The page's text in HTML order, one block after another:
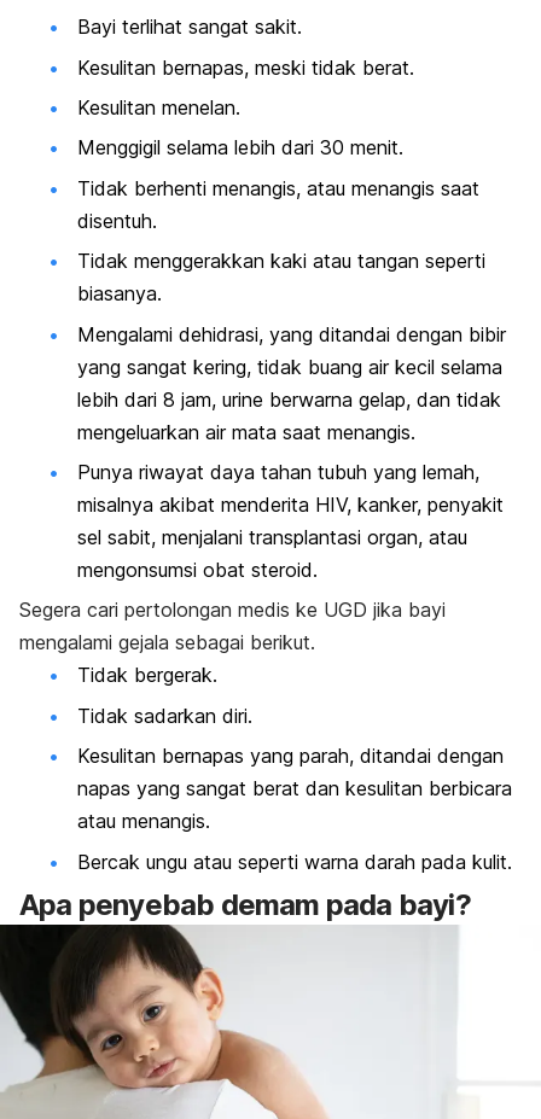
Bayi terlihat sangat sakit.
Kesulitan bernapas, meski tidak berat.
Kesulitan menelan.
Menggigil selama lebih dari 30 menit.
Tidak berhenti menangis, atau menangis saat
disentuh.
Tidak menggerakkan kaki atau tangan seperti
biasanya.
Mengalami dehidrasi, yang ditandai dengan bibir
yang sangat kering, tidak buang air kecil selama
lebih dari 8 jam, urine berwarna gelap, dan tidak
mengeluarkan air mata saat menangis.
Punya riwayat daya tahan tubuh yang lemah,
misalnya akibat menderita HIV, kanker, penyakit
sel sabit, menjalani transplantasi organ, atau
mengonsumsi obat steroid.
Segera cari pertolongan medis ke UGD jika bayi
mengalami gejala sebagai berikut.
Tidak bergerak.
Tidak sadarkan diri.
Kesulitan bernapas yang parah, ditandai dengan
napas yang sangat berat dan kesulitan berbicara
atau menangis.
Bercak ungu atau seperti warna darah pada kulit.
Apa penyebab demam pada bayi?